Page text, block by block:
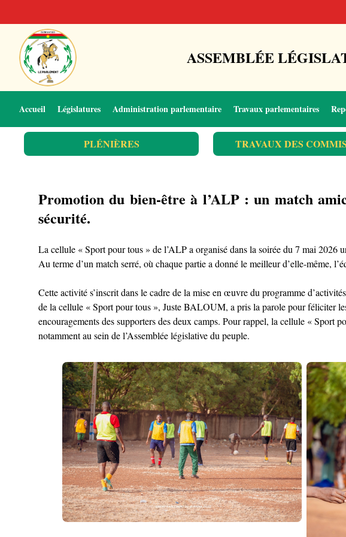
ASSEMBLÉE
Accueil Législatures Administration parlementaire Travaux parlementaires
PLÉNIÈRES TRAVAUX DES
Promotion du bien-être à l’ALP : un match
sécurité.
La cellule « Sport pour tous » de l’ALP a organisé dans la soirée du 7 mai 2026
Au terme d’un match serré, où chaque partie a donné le meilleur d’elle-même,
Cette activité s’inscrit dans le cadre de la mise en œuvre du programme
de la cellule « Sport pour tous », Juste BALOUM, a pris la parole pour féliciter
encouragements des supporters des deux camps. Pour rappel, la cellule «
notamment au sein de l’Assemblée législative du peuple.